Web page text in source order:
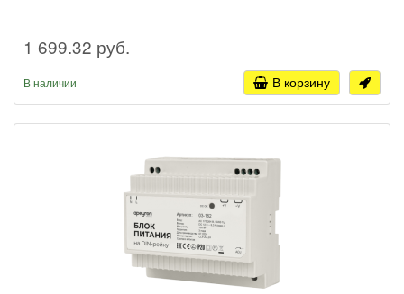
1 699.32 руб.
В наличии В корзину